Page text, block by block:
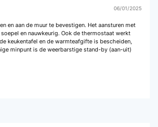
06/01/2025
en aan de muur te bevestigen. Het aansturen met
en nauwkeurig. Ook de thermostaat werkt
keukentafel en de warmteafgifte is bescheiden,
minpunt is de weerbarstige stand-by (aan-uit)